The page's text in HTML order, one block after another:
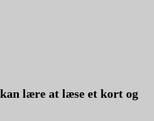
lære at læse et kort og